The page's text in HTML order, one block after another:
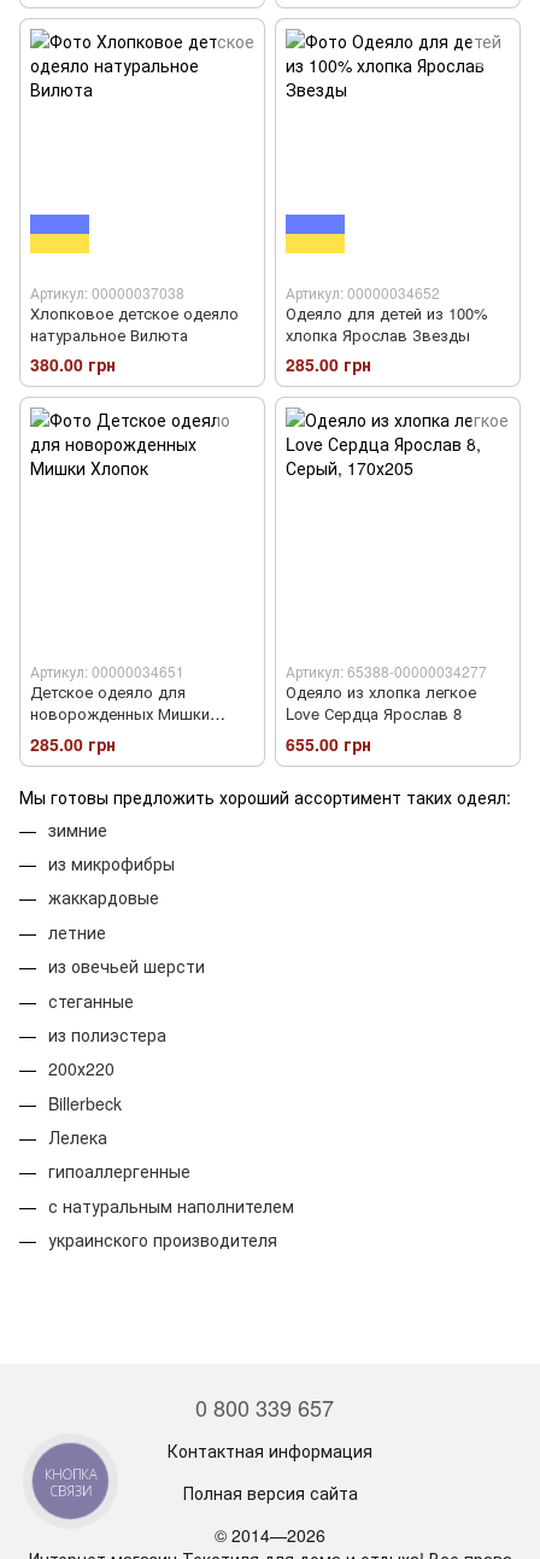
Артикул: 00000037038
Хлопковое детское одеяло
натуральное Вилюта
380.00 грн
Артикул: 00000034652
Одеяло для детей из 100%
хлопка Ярослав Звезды
285.00 грн
Артикул: 00000034651
Детское одеяло для
новорожденных Мишки
Хлопок
285.00 грн
Артикул: 65388-00000034277
Одеяло из хлопка легкое
Love Сердца Ярослав 8
655.00 грн
Мы готовы предложить хороший ассортимент таких одеял:
зимние
из микрофибры
жаккардовые
летние
из овечьей шерсти
стеганные
из полиэстера
200х220
Billerbeck
Лелека
гипоаллергенные
с натуральным наполнителем
украинского производителя
0 800 339 657
Контактная информация
Полная версия сайта
© 2014—2026
КНОПКА
СВЯЗИ